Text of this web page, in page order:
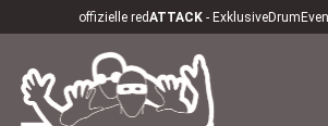
offizielle redATTACK-